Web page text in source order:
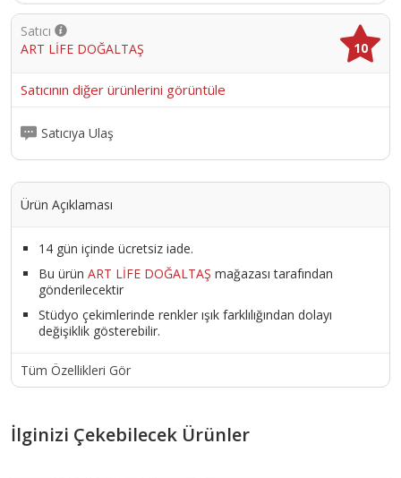
Satıcı
ART LİFE DOĞALTAŞ
10
Satıcının diğer ürünlerini görüntüle
Satıcıya Ulaş
Ürün Açıklaması
14 gün içinde ücretsiz iade.
Bu ürün ART LİFE DOĞALTAŞ mağazası tarafından
gönderilecektir
Stüdyo çekimlerinde renkler ışık farklılığından dolayı
değişiklik gösterebilir.
Tüm Özellikleri Gör
İlginizi Çekebilecek Ürünler